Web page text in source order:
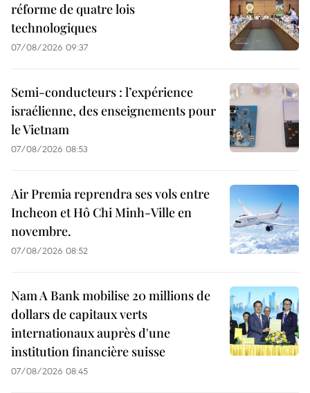
réforme de quatre lois
technologiques
07/08/2026 09:37
Semi-conducteurs : l’expérience
israélienne, des enseignements pour
le Vietnam
07/08/2026 08:53
Air Premia reprendra ses vols entre
Incheon et Hô Chi Minh-Ville en
novembre.
07/08/2026 08:52
Nam A Bank mobilise 20 millions de
dollars de capitaux verts
internationaux auprès d'une
institution financière suisse
07/08/2026 08:45